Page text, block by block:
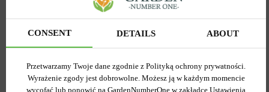
Kod produktu
1308
Ilość w paczce
1
Kupiony 217 razy
Kod produktu
1467
Ilość w paczce
CONSENT DETAILS ABOUT
Przetwarzamy Twoje dane zgodnie z Polityką ochrony prywatności.
Wyrażenie zgody jest dobrowolne. Możesz ją w każdym momencie
wycofać lub ponowić na GardenNumberOne w zakładce Ustawienia